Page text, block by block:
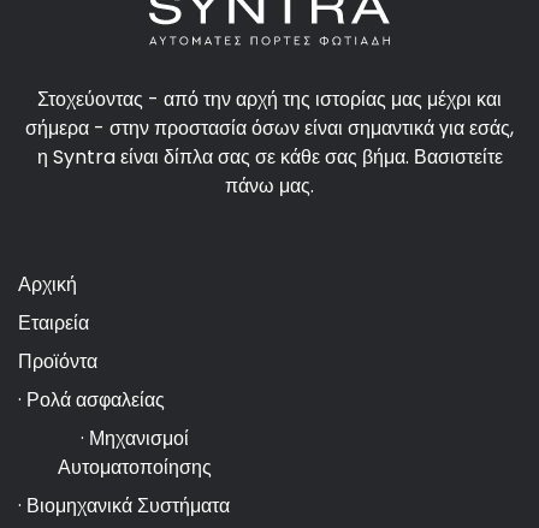
Στοχεύοντας - από την αρχή της ιστορίας μας μέχρι και
σήμερα - στην προστασία όσων είναι σημαντικά για εσάς,
η Syntra είναι δίπλα σας σε κάθε σας βήμα. Βασιστείτε
πάνω μας.
Αρχική
Εταιρεία
Προϊόντα
· Ρολά ασφαλείας
· Μηχανισμοί
Αυτοματοποίησης
· Βιομηχανικά Συστήματα